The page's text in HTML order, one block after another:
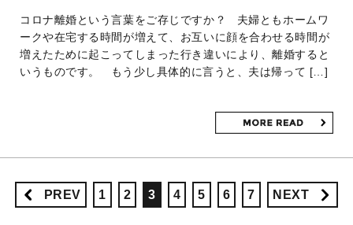
コロナ離婚という言葉をご存じですか？ 夫婦ともホームワ
ークや在宅する時間が増えて、お互いに顔を合わせる時間が
増えたために起こってしまった行き違いにより、離婚すると
いうものです。 もう少し具体的に言うと、夫は帰って […]
PREV 1 2 3 4 5 6 7 NEXT